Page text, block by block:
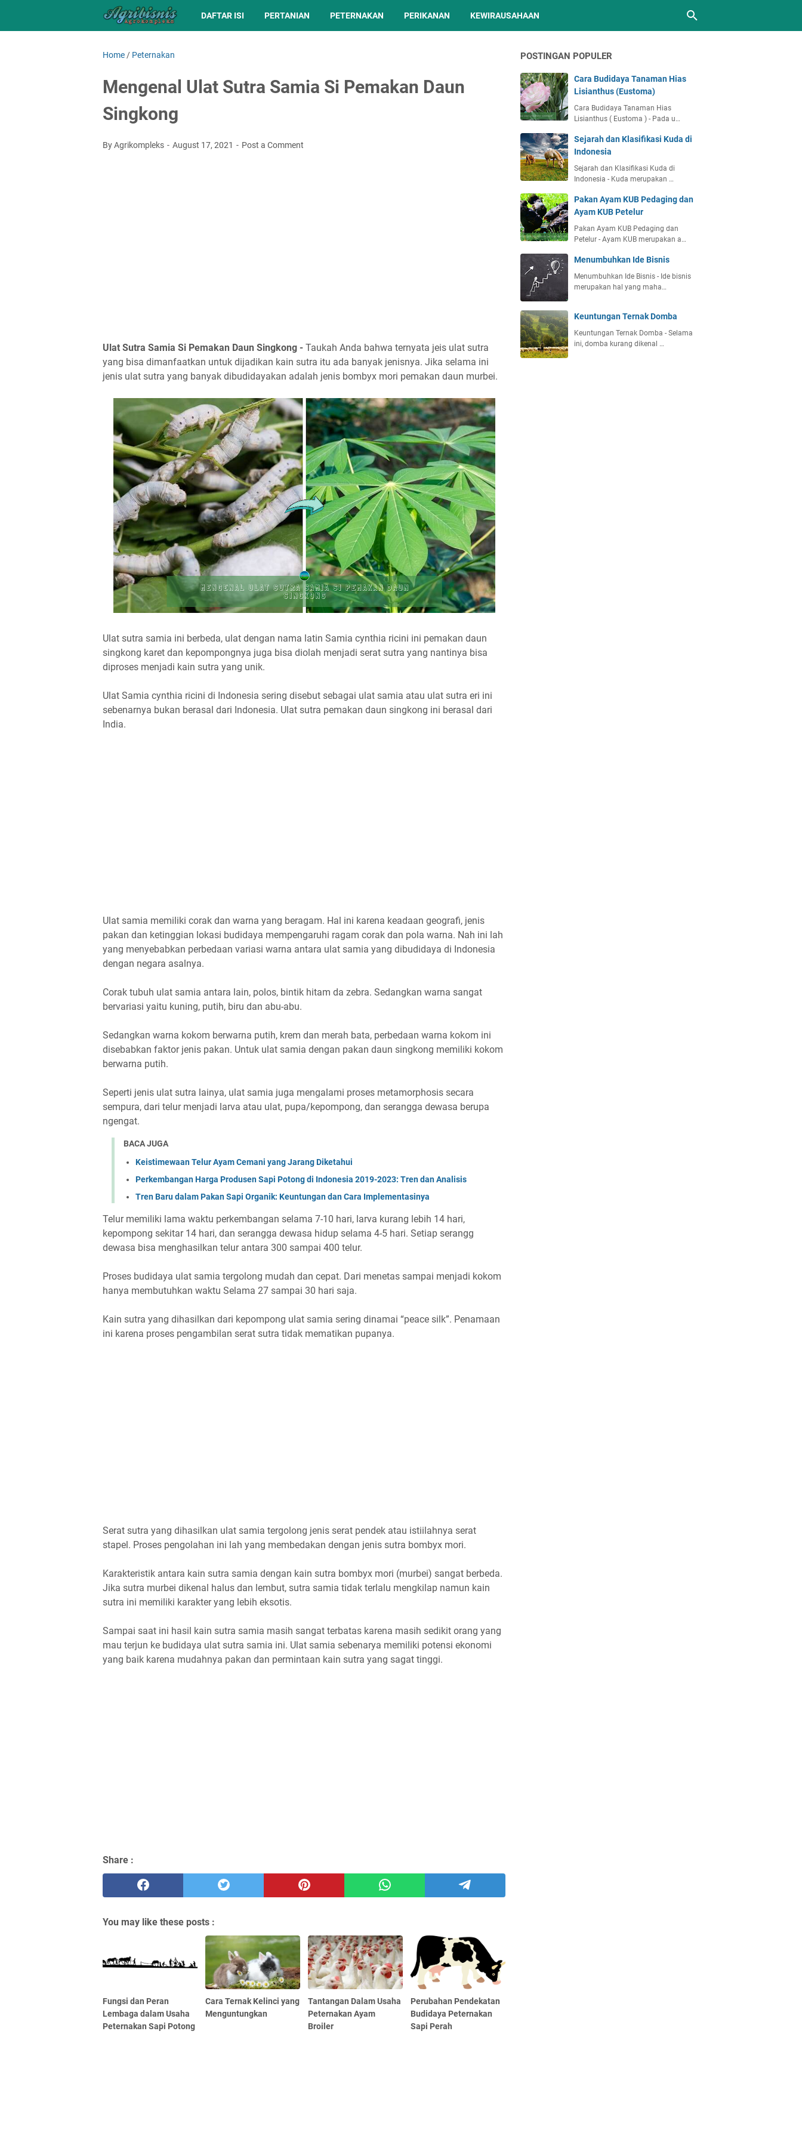
DAFTAR ISI PERTANIAN PETERNAKAN PERIKANAN KEWIRAUSAHAAN
Home / Peternakan
Mengenal Ulat Sutra Samia Si Pemakan Daun
Singkong
By Agrikompleks August 17, 2021 Post a Comment
Ulat Sutra Samia Si Pemakan Daun Singkong - Taukah Anda bahwa ternyata jeis ulat sutra
yang bisa dimanfaatkan untuk dijadikan kain sutra itu ada banyak jenisnya. Jika selama ini
jenis ulat sutra yang banyak dibudidayakan adalah jenis bombyx mori pemakan daun murbei.
Ulat sutra samia ini berbeda, ulat dengan nama latin Samia cynthia ricini ini pemakan daun
singkong karet dan kepompongnya juga bisa diolah menjadi serat sutra yang nantinya bisa
diproses menjadi kain sutra yang unik.
Ulat Samia cynthia ricini di Indonesia sering disebut sebagai ulat samia atau ulat sutra eri ini
sebenarnya bukan berasal dari Indonesia. Ulat sutra pemakan daun singkong ini berasal dari
India.
Ulat samia memiliki corak dan warna yang beragam. Hal ini karena keadaan geografi, jenis
pakan dan ketinggian lokasi budidaya mempengaruhi ragam corak dan pola warna. Nah ini lah
yang menyebabkan perbedaan variasi warna antara ulat samia yang dibudidaya di Indonesia
dengan negara asalnya.
Corak tubuh ulat samia antara lain, polos, bintik hitam da zebra. Sedangkan warna sangat
bervariasi yaitu kuning, putih, biru dan abu-abu.
Sedangkan warna kokom berwarna putih, krem dan merah bata, perbedaan warna kokom ini
disebabkan faktor jenis pakan. Untuk ulat samia dengan pakan daun singkong memiliki kokom
berwarna putih.
Seperti jenis ulat sutra lainya, ulat samia juga mengalami proses metamorphosis secara
sempura, dari telur menjadi larva atau ulat, pupa/kepompong, dan serangga dewasa berupa
ngengat.
BACA JUGA
Keistimewaan Telur Ayam Cemani yang Jarang Diketahui
Perkembangan Harga Produsen Sapi Potong di Indonesia 2019-2023: Tren dan Analisis
Tren Baru dalam Pakan Sapi Organik: Keuntungan dan Cara Implementasinya
Telur memiliki lama waktu perkembangan selama 7-10 hari, larva kurang lebih 14 hari,
kepompong sekitar 14 hari, dan serangga dewasa hidup selama 4-5 hari. Setiap serangg
dewasa bisa menghasilkan telur antara 300 sampai 400 telur.
Proses budidaya ulat samia tergolong mudah dan cepat. Dari menetas sampai menjadi kokom
hanya membutuhkan waktu Selama 27 sampai 30 hari saja.
Kain sutra yang dihasilkan dari kepompong ulat samia sering dinamai “peace silk”. Penamaan
ini karena proses pengambilan serat sutra tidak mematikan pupanya.
Serat sutra yang dihasilkan ulat samia tergolong jenis serat pendek atau istiilahnya serat
stapel. Proses pengolahan ini lah yang membedakan dengan jenis sutra bombyx mori.
Karakteristik antara kain sutra samia dengan kain sutra bombyx mori (murbei) sangat berbeda.
Jika sutra murbei dikenal halus dan lembut, sutra samia tidak terlalu mengkilap namun kain
sutra ini memiliki karakter yang lebih eksotis.
Sampai saat ini hasil kain sutra samia masih sangat terbatas karena masih sedikit orang yang
mau terjun ke budidaya ulat sutra samia ini. Ulat samia sebenarya memiliki potensi ekonomi
yang baik karena mudahnya pakan dan permintaan kain sutra yang sagat tinggi.
Share :
You may like these posts :
Fungsi dan Peran
Lembaga dalam Usaha
Peternakan Sapi Potong
Cara Ternak Kelinci yang
Menguntungkan
Tantangan Dalam Usaha
Peternakan Ayam
Broiler
Perubahan Pendekatan
Budidaya Peternakan
Sapi Perah
POSTINGAN POPULER
Cara Budidaya Tanaman Hias
Lisianthus (Eustoma)
Cara Budidaya Tanaman Hias
Lisianthus ( Eustoma ) - Pada u…
Sejarah dan Klasifikasi Kuda di
Indonesia
Sejarah dan Klasifikasi Kuda di
Indonesia - Kuda merupakan …
Pakan Ayam KUB Pedaging dan
Ayam KUB Petelur
Pakan Ayam KUB Pedaging dan
Petelur - Ayam KUB merupakan a…
Menumbuhkan Ide Bisnis
Menumbuhkan Ide Bisnis - Ide bisnis
merupakan hal yang maha…
Keuntungan Ternak Domba
Keuntungan Ternak Domba - Selama
ini, domba kurang dikenal …